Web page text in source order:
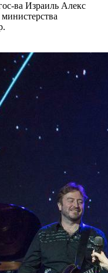
ва Израиль Алекс